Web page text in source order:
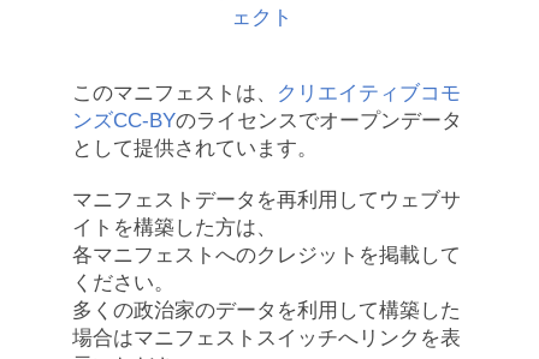
このマニフェストは、
クリエイティブコモ
ンズCC-BYのライセンスでオープンデータ
として提供されています。
マニフェストデータを再利用してウェブサ
イトを構築した方は、
各マニフェストへのクレジットを掲載して
ください。
多くの政治家のデータを利用して構築した
場合はマニフェストスイッチへリンクを表